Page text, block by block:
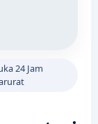
24 Jam